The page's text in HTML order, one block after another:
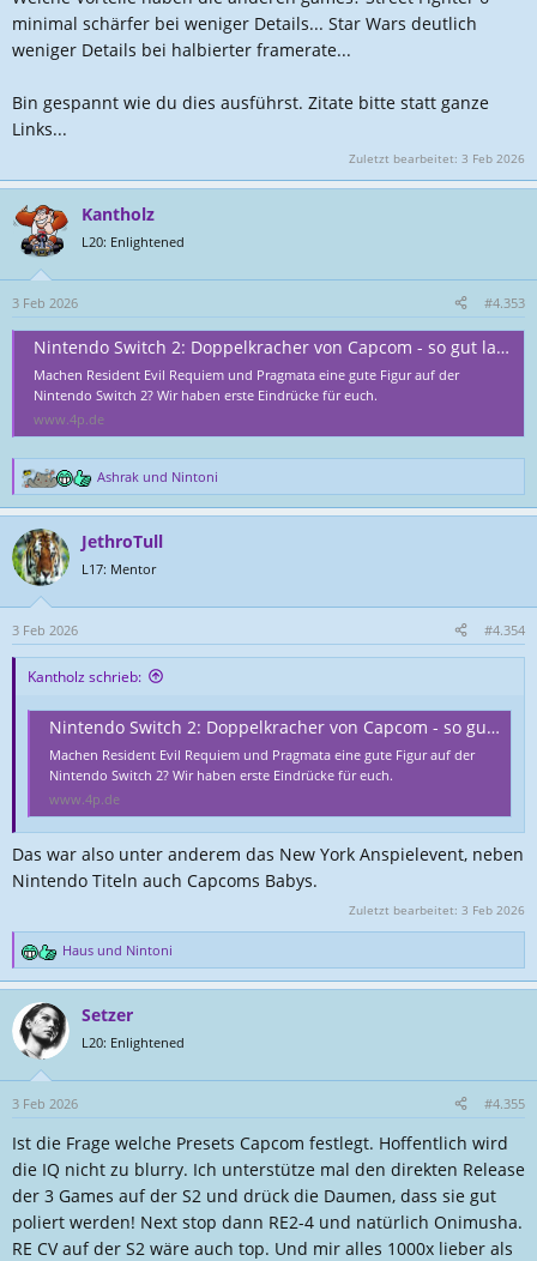
minimal schärfer bei weniger Details... Star Wars deutlich
weniger Details bei halbierter framerate...
Bin gespannt wie du dies ausführst. Zitate bitte statt ganze
Links...
Zuletzt bearbeitet: 3 Feb 2026
Kantholz
L20: Enlightened
3 Feb 2026 #4.353
Nintendo Switch 2: Doppelkracher von Capcom - so gut laufen Resident Evil Requiem und Pragmata
Machen Resident Evil Requiem und Pragmata eine gute Figur auf der
Nintendo Switch 2? Wir haben erste Eindrücke für euch.
www.4p.de
R
e
k
t
i
o
n
e
Ashrak und Nintoni
JethroTull
L17: Mentor
3 Feb 2026 #4.354
Kantholz schrieb:
Nintendo Switch 2: Doppelkracher von Capcom - so gut laufen Resident Evil Requiem und Pragmata
Machen Resident Evil Requiem und Pragmata eine gute Figur auf der
Nintendo Switch 2? Wir haben erste Eindrücke für euch.
www.4p.de
Das war also unter anderem das New York Anspielevent, neben
Nintendo Titeln auch Capcoms Babys.
Zuletzt bearbeitet: 3 Feb 2026
R
e
k
t
o
n
n
:
Haus und Nintoni
Setzer
L20: Enlightened
3 Feb 2026 #4.355
Ist die Frage welche Presets Capcom festlegt. Hoffentlich wird
die IQ nicht zu blurry. Ich unterstütze mal den direkten Release
der 3 Games auf der S2 und drück die Daumen, dass sie gut
poliert werden! Next stop dann RE2-4 und natürlich Onimusha.
RE CV auf der S2 wäre auch top. Und mir alles 1000x lieber als